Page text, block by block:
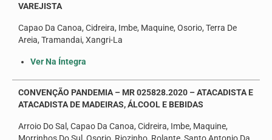
VAREJISTA
Capao Da Canoa, Cidreira, Imbe, Maquine, Osorio, Terra De
Areia, Tramandai, Xangri-La
Ver Na Íntegra
CONVENÇÃO PANDEMIA – MR 025828.2020 – ATACADISTA E
ATACADISTA DE MADEIRAS, ÁLCOOL E BEBIDAS
Arroio Do Sal, Capao Da Canoa, Cidreira, Imbe, Maquine,